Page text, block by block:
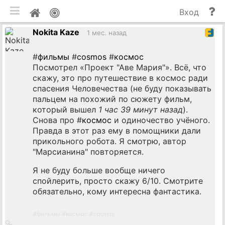
Мой
профиль
и
Вход
Nokita Kaze
1 мес. назад
#фильмы #cosmos #космос
Посмотрел «Проект "Аве Мария"». Всё, что
скажу, это про путешествие в космос ради
спасения Человечества (не буду показывать
пальцем на похожий по сюжету фильм,
который вышел 1 час 39 минут назад).
Снова про #космос и одиночество учёного.
Правда в этот раз ему в помощники дали
прикольного робота. Я смотрю, автор
"Марсианина" повторяется.
Я не буду больше вообще ничего
спойлерить, просто скажу 6/10. Смотрите
обязательно, кому интересна фантастика.
мобильная версия